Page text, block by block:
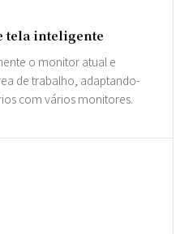
tela inteligente
o monitor atual e
de trabalho, adaptando-
com vários monitores.